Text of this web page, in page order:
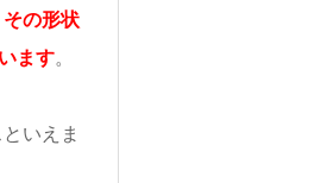
の形状
ます。
いえま